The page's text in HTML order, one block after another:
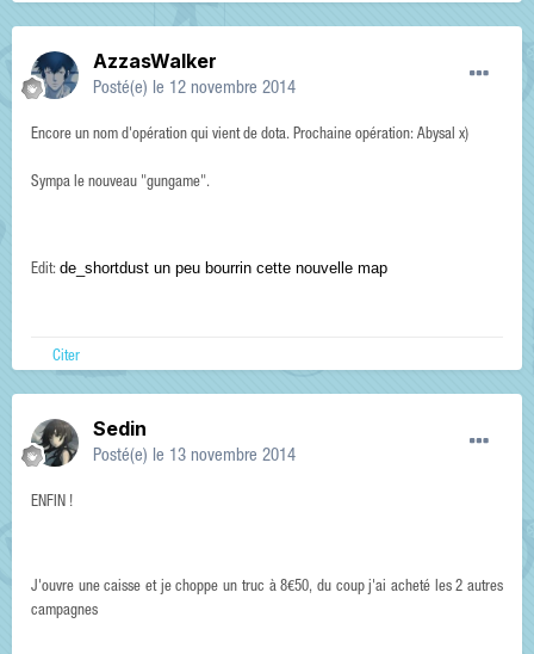
AzzasWalker
Posté(e) le 12 novembre 2014
Encore un nom d'opération qui vient de dota. Prochaine opération: Abysal x)
Sympa le nouveau "gungame".
Edit: de_shortdust un peu bourrin cette nouvelle map
Citer
Sedin
Posté(e) le 13 novembre 2014
ENFIN !
J'ouvre une caisse et je choppe un truc à 8€50, du coup j'ai acheté les 2 autres
campagnes